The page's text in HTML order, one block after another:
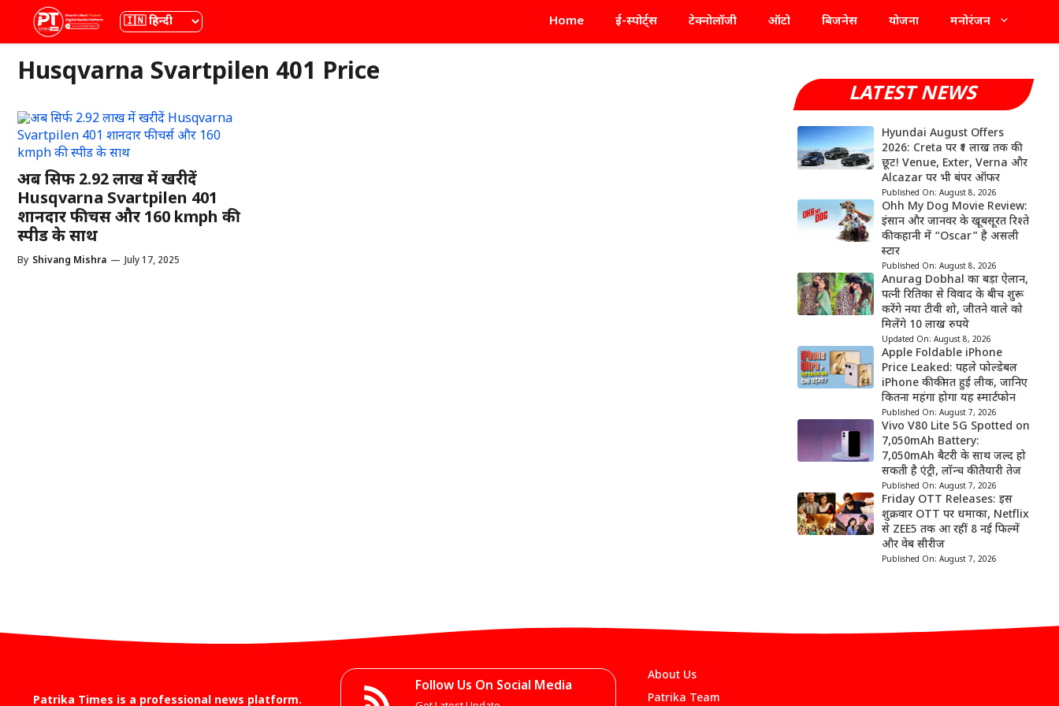
content
भाषा Home ई-स्पोर्ट्स टेक्नोलॉजी ऑटो बिजनेस योजना मनोरंजन
Husqvarna Svartpilen 401 Price
अब सिर्फ 2.92 लाख में खरीदें
Husqvarna Svartpilen 401
शानदार फीचर्स और 160 kmph की
स्पीड के साथ
By Shivang Mishra — July 17, 2025
LATEST NEWS
Hyundai August Offers
2026: Creta पर ₹1 लाख तक की
छूट! Venue, Exter, Verna और
Alcazar पर भी बंपर ऑफर
Published On: August 8, 2026
Ohh My Dog Movie Review:
इंसान और जानवर के खूबसूरत रिश्ते
की कहानी में “Oscar” है असली
स्टार
Published On: August 8, 2026
Anurag Dobhal का बड़ा ऐलान,
पत्नी रितिका से विवाद के बीच शुरू
करेंगे नया टीवी शो, जीतने वाले को
मिलेंगे 10 लाख रुपये
Updated On: August 8, 2026
Apple Foldable iPhone
Price Leaked: पहले फोल्डेबल
iPhone की कीमत हुई लीक, जानिए
कितना महंगा होगा यह स्मार्टफोन
Published On: August 7, 2026
Vivo V80 Lite 5G Spotted on
7,050mAh Battery:
7,050mAh बैटरी के साथ जल्द हो
सकती है एंट्री, लॉन्च की तैयारी तेज
Published On: August 7, 2026
Friday OTT Releases: इस
शुक्रवार OTT पर धमाका, Netflix
से ZEE5 तक आ रहीं 8 नई फिल्में
और वेब सीरीज
Published On: August 7, 2026
Patrika Times is a professional news platform.
Follow Us On Social Media
About Us
Patrika Team